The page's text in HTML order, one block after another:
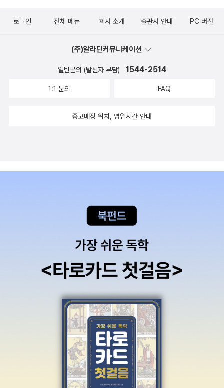
로그인 전체 메뉴 회사 소개 출판사 안내 PC 버전
(주)알라딘커뮤니케이션
일반문의 (발신자 부담) 1544-2514
1:1 문의 FAQ
중고매장 위치, 영업시간 안내